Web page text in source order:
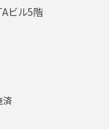
ビル5階
済